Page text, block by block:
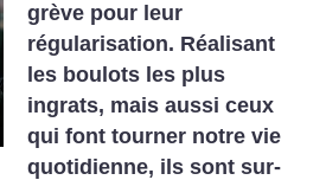
grève pour leur
régularisation. Réalisant
les boulots les plus
ingrats, mais aussi ceux
qui font tourner notre vie
quotidienne, ils sont sur-